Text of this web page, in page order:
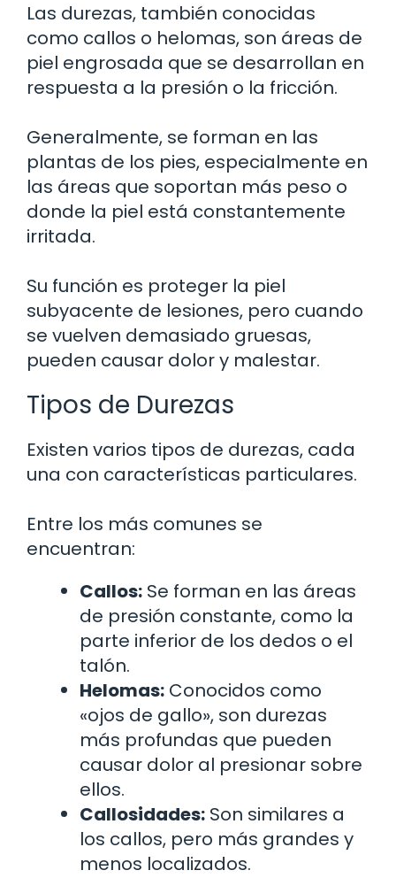
Las durezas, también conocidas
como callos o helomas, son áreas de
piel engrosada que se desarrollan en
respuesta a la presión o la fricción.
Generalmente, se forman en las
plantas de los pies, especialmente en
las áreas que soportan más peso o
donde la piel está constantemente
irritada.
Su función es proteger la piel
subyacente de lesiones, pero cuando
se vuelven demasiado gruesas,
pueden causar dolor y malestar.
Tipos de Durezas
Existen varios tipos de durezas, cada
una con características particulares.
Entre los más comunes se
encuentran:
Callos: Se forman en las áreas
de presión constante, como la
parte inferior de los dedos o el
talón.
Helomas: Conocidos como
«ojos de gallo», son durezas
más profundas que pueden
causar dolor al presionar sobre
ellos.
Callosidades: Son similares a
los callos, pero más grandes y
menos localizados.